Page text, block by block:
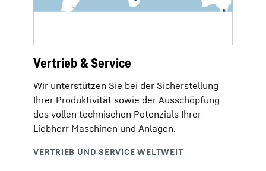
Vertrieb & Service
Wir unterstützen Sie bei der Sicherstellung
Ihrer Produktivität sowie der Ausschöpfung
des vollen technischen Potenzials Ihrer
Liebherr Maschinen und Anlagen.